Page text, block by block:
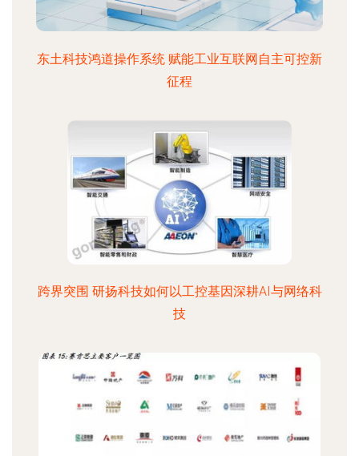
东土科技鸿道操作系统 赋能工业互联网自主可控新
征程
跨界突围 研扬科技如何以工控基因深耕AI与网络科
技